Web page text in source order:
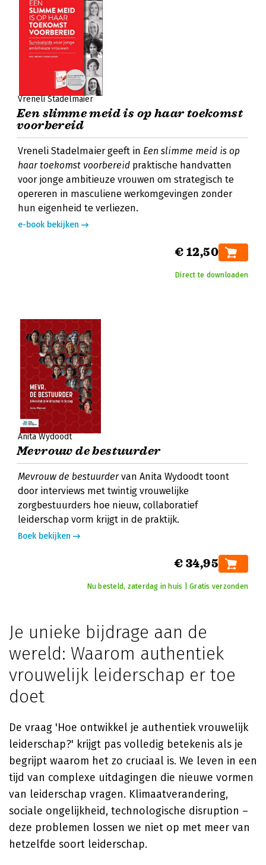
Vreneli Stadelmaier
Een slimme meid is op haar toekomst
voorbereid
Vreneli Stadelmaier geeft in Een slimme meid is op
haar toekomst voorbereid praktische handvatten
voor jonge ambitieuze vrouwen om strategisch te
opereren in masculiene werkomgevingen zonder
hun eigenheid te verliezen.
e-book bekijken
€ 12,50
Direct te downloaden
Anita Wydoodt
Mevrouw de bestuurder
Mevrouw de bestuurdervan Anita Wydoodt toont
door interviews met twintig vrouwelijke
zorgbestuurders hoe nieuw, collaboratief
leiderschap vorm krijgt in de praktijk.
Boek bekijken
€ 34,95
Nu besteld, zaterdag in huis | Gratis verzonden
Je unieke bijdrage aan de
wereld: Waarom authentiek
vrouwelijk leiderschap er toe
doet
De vraag 'Hoe ontwikkel je authentiek vrouwelijk
leiderschap?' krijgt pas volledig betekenis als je
begrijpt waarom het zo cruciaal is. We leven in een
tijd van complexe uitdagingen die nieuwe vormen
van leiderschap vragen. Klimaatverandering,
sociale ongelijkheid, technologische disruption –
deze problemen lossen we niet op met meer van
hetzelfde soort leiderschap.